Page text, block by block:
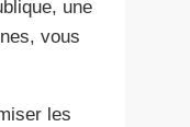
une
vous
les